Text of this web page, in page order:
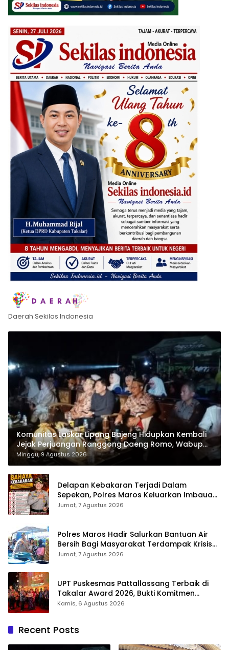
Daerah Sekilas Indonesia
Komunitas Laskar Lipang Bajeng Hidupkan Kembali
Jejak Perjuangan Ranggong Daeng Romo, Wabup
Takalar: Apresiasi Bahwa Sejarah Adalah Warisan
yang Tak Ternilai”.
Minggu, 9 Agustus 2026
Delapan Kebakaran Terjadi Dalam
Sepekan, Polres Maros Keluarkan Imbauan
kepada Masyarakat
Jumat, 7 Agustus 2026
Polres Maros Hadir Salurkan Bantuan Air
Bersih Bagi Masyarakat Terdampak Krisis
Air Bersih Di Maros
Jumat, 7 Agustus 2026
UPT Puskesmas Pattallassang Terbaik di
Takalar Award 2026, Bukti Komitmen
Hadirkan Pelayanan Kesehatan Berkualitas
Kamis, 6 Agustus 2026
Recent Posts